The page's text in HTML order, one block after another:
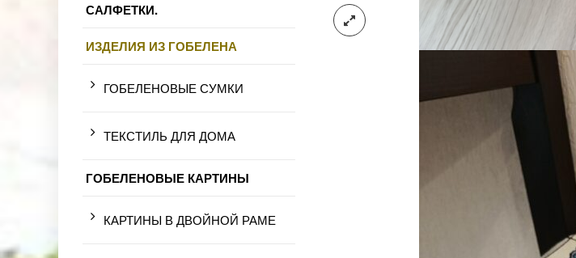
САЛФЕТКИ.
ИЗДЕЛИЯ ИЗ ГОБЕЛЕНА
ГОБЕЛЕНОВЫЕ СУМКИ
ТЕКСТИЛЬ ДЛЯ ДОМА
ГОБЕЛЕНОВЫЕ КАРТИНЫ
КАРТИНЫ В ДВОЙНОЙ РАМЕ